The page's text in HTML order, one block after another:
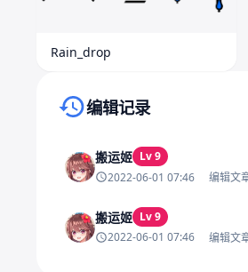
Rain_drop
编辑记录
搬运姬 Lv 9
2022-06-01 07:46
编辑文
搬运姬 Lv 9
2022-06-01 07:46
编辑文